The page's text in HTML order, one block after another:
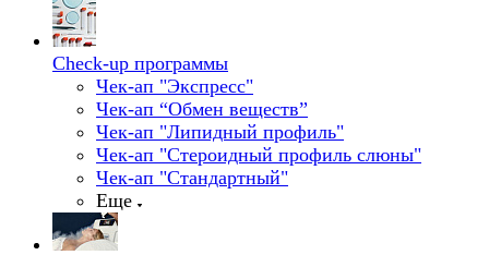
Check-up программы
Чек-ап "Экспресс"
Чек-ап “Обмен веществ”
Чек-ап "Липидный профиль"
Чек-ап "Стероидный профиль слюны"
Чек-ап "Стандартный"
Еще